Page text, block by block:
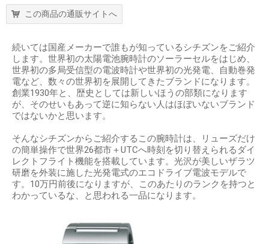
この商品の通販サイトへ
続いては国産メーカーで誰もが知っているシチズンをご紹介
します。世界初の太陽電池腕時計のソーラーセルをはじめ、
世界初の多局受信型の電波時計や世界初の光発電、自動巻発
電など、数々の世界初を展開してきたブランドになります。
創業1930年と、歴史としては新しいほうの部類になります
が、そのせいもあって逆に知らない人はほぼいないブランド
ではないかと思います。
そんなシチズンからご紹介するこの腕時計は、リューズだけ
の簡単操作で世界26都市＋UTCへ時刻を切り替えられるダイ
レクトフライト機能を搭載しています。光沢が美しいザラツ
研磨を外装に施した光発電式のエコドライブ電波モデルで
す。10万円前後になりますが、このあたりのランクを持つと
わかっているな、と思われる一品になります。